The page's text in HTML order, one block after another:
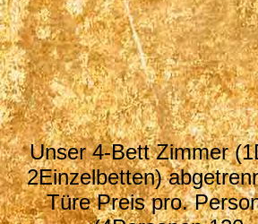
Zimmer 2
Unser 4-Bett Zimmer
2Einzelbetten)
Türe Preis pro.